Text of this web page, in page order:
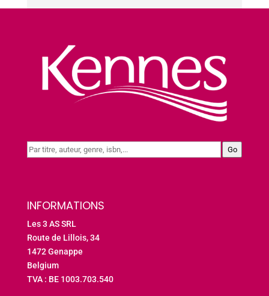
Go
INFORMATIONS
Les 3 AS SRL
Route de Lillois, 34
1472 Genappe
Belgium
TVA : BE 1003.703.540